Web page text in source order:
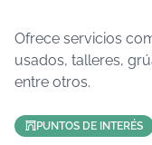
Ofrece servicios
usados, talleres,
entre otros.
PUNTOS DE INTERÉS